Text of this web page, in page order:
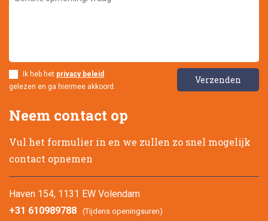
Ik heb het privacy beleid
gelezen en ga hiermee akkoord.
Neem contact op
Vul het formulier in en we zullen zo snel mogelijk
contact opnemen
Haven 154, 1131 EW Volendam
+31 610989788
(Tijdens openingsuren)